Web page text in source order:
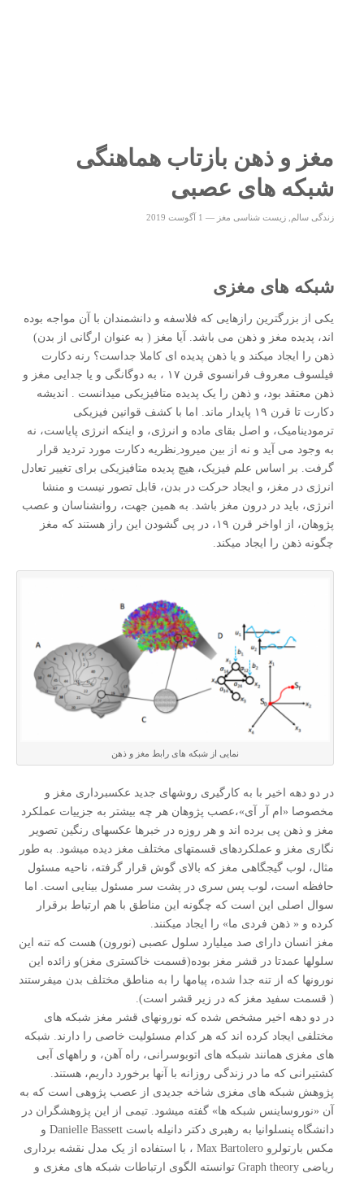
مغز و ذهن بازتاب هماهنگی
شبکه های عصبی
زندگی سالم زیست شناسی مغز — 1 آگوست 2019
شبکه های مغزی
یکی از بزرگترین رازهایی که فلاسفه و دانشمندان با آن مواجه بوده
اند، پدیده مغز و ذهن می باشد. آیا مغز ( به عنوان ارگانی از بدن)
ذهن را ایجاد میکند و یا ذهن پدیده ای کاملا جداست؟ رنه دکارت
فیلسوف معروف فرانسوی قرن ۱۷ ، به دوگانگی و یا جدایی مغز و
ذهن معتقد بود، و ذهن را یک پدیده متافیزیکی میدانست . اندیشه
دکارت تا قرن ۱۹ پایدار ماند. اما با کشف قوانین فیزیکی
ترمودینامیک، و اصل بقای ماده و انرژی، و اینکه انرژی پایاست، نه
به وجود می آید و نه از بین میرود ِنظریه دکارت مورد تردید قرار
گرفت. بر اساس علم فیزیک، هیچ پدیده متافیزیکی برای تغییر تعادل
انرژی در مغز، و ایجاد حرکت در بدن، قابل تصور نیست و منشا
انرژی، باید در درون مغز باشد. به همین جهت، روانشناسان و عصب
پژوهان، از اواخر قرن ۱۹، در پی گشودن این راز هستند که مغز
چگونه ذهن را ایجاد میکند.
نمایی از شبکه های رابط مغز و ذهن
در دو دهه اخیر با به کارگیری روشهای جدید عکسبرداری مغز و
مخصوصا «ام آر آی»،عصب پژوهان هر چه بیشتر به جزییات عملکرد
مغز و ذهن پی برده اند و هر روزه در خبرها عکسهای رنگین تصویر
نگاری مغز و عملکردهای قسمتهای مختلف مغز دیده میشود. به طور
مثال، لوب گیجگاهی مغز که بالای گوش قرار گرفته، ناحیه مسئول
حافظه است، لوب پس سری در پشت سر مسئول بینایی است. اما
سوال اصلی این است که چگونه این مناطق با هم ارتباط برقرار
کرده و « ذهن فردی ما» را ایجاد میکنند.
مغز انسان دارای صد میلیارد سلول عصبی (نورون) هست که تنه این
سلولها عمدتا در قشر مغز بوده(قسمت خاکستری مغز)و زائده این
نورونها که از تنه جدا شده، پیامها را به مناطق مختلف بدن میفرستند
( قسمت سفید مغز که در زیر قشر است).
در دو دهه اخیر مشخص شده که نورونهای قشر مغز شبکه های
مختلفی ایجاد کرده اند که هر کدام مسئولیت خاصی را دارند. شبکه
های مغزی همانند شبکه های اتوبوسرانی، راه آهن، و راههای آبی
کشتیرانی که ما در زندگی روزانه با آنها برخورد داریم، هستند.
پژوهش شبکه های مغزی شاخه جدیدی از عصب پژوهی است که به
آن «نوروساینس شبکه ها» گفته میشود. تیمی از این پژوهشگران در
دانشگاه پنسلوانیا به رهبری دکتر دانیله باست Danielle Bassett و
مکس بارتولرو Max Bartolero ، با استفاده از یک مدل نقشه برداری
ریاضی Graph theory توانسته الگوی ارتباطات شبکه های مغزی و